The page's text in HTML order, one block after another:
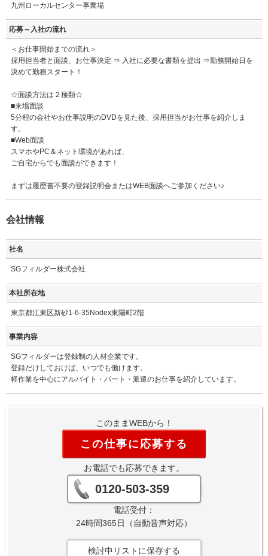
九州ローカルセンター事業場
応募～入社の流れ
＜お仕事開始までの流れ＞
採用担当者と面談、お仕事決定 ⇒ 入社に必要な書類を提出 ⇒勤務開始日を
決めて勤務スタート！
☆面談方法は２種類☆
■来場面談
5分程の会社やお仕事説明のDVDを見た後、採用担当がお仕事を紹介しま
す。
■Web面談
スマホやPC＆ネット環境があれば、
ご自宅からでも面談ができます！
まずは履歴書不要の登録説明会またはWEB面談へご参加ください♪
会社情報
社名
SGフィルダー株式会社
本社所在地
東京都江東区新砂1-6-35Nodex東陽町2階
事業内容
SGフィルダーは登録制の人材企業です。
登録だけしておけば、いつでも働けます。
軽作業を中心にアルバイト・パート・派遣のお仕事を紹介しています。
このままWEBから！
この仕事に応募する
お電話でも応募できます。
0120-503-359
電話受付：
24時間365日（自動音声対応）
検討中リストに保存する